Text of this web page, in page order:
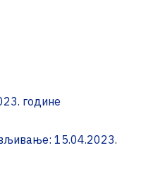
године
15.04.2023.